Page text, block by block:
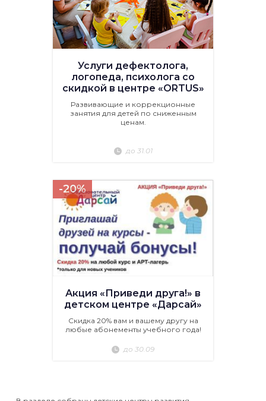
Услуги дефектолога,
логопеда, психолога со
скидкой в центре «ORTUS»
Развивающие и коррекционные
занятия для детей по сниженным
ценам.
до 31.01
-20%
Акция «Приведи друга!» в
детском центре «Дарсай»
Скидка 20% вам и вашему другу на
любые абонементы учебного года!
до 30.09